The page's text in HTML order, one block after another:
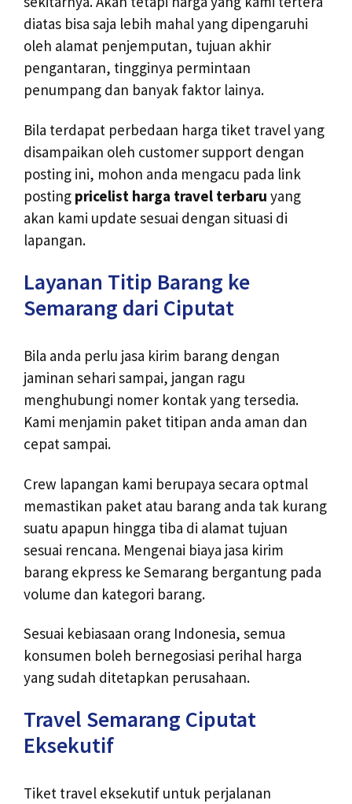
diatas bisa saja lebih mahal yang dipengaruhi
oleh alamat penjemputan, tujuan akhir
pengantaran, tingginya permintaan
penumpang dan banyak faktor lainya.
Bila terdapat perbedaan harga tiket travel yang
disampaikan oleh customer support dengan
posting ini, mohon anda mengacu pada link
posting pricelist harga travel terbaru yang
akan kami update sesuai dengan situasi di
lapangan.
Layanan Titip Barang ke
Semarang dari Ciputat
Bila anda perlu jasa kirim barang dengan
jaminan sehari sampai, jangan ragu
menghubungi nomer kontak yang tersedia.
Kami menjamin paket titipan anda aman dan
cepat sampai.
Crew lapangan kami berupaya secara optmal
memastikan paket atau barang anda tak kurang
suatu apapun hingga tiba di alamat tujuan
sesuai rencana. Mengenai biaya jasa kirim
barang ekpress ke Semarang bergantung pada
volume dan kategori barang.
Sesuai kebiasaan orang Indonesia, semua
konsumen boleh bernegosiasi perihal harga
yang sudah ditetapkan perusahaan.
Travel Semarang Ciputat
Eksekutif
Tiket travel eksekutif untuk perjalanan